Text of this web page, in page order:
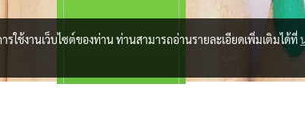
ช้งานเว็บไซต์ของท่าน ท่านสามารถอ่านรายละเอียดเพิ่มเติมได้ที่